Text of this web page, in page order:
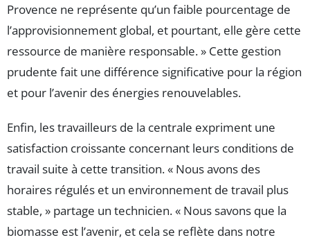
Provence ne représente qu’un faible pourcentage de
l’approvisionnement global, et pourtant, elle gère cette
ressource de manière responsable. » Cette gestion
prudente fait une différence significative pour la région
et pour l’avenir des énergies renouvelables.
Enfin, les travailleurs de la centrale expriment une
satisfaction croissante concernant leurs conditions de
travail suite à cette transition. « Nous avons des
horaires régulés et un environnement de travail plus
stable, » partage un technicien. « Nous savons que la
biomasse est l’avenir, et cela se reflète dans notre